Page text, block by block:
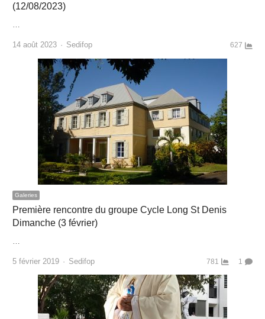
(12/08/2023)
14 août 2023 Author
Sedifop 627
Galeries
Première rencontre du groupe Cycle Long St Denis
Dimanche (3 février)
5 février 2019 Author
Sedifop 781 1